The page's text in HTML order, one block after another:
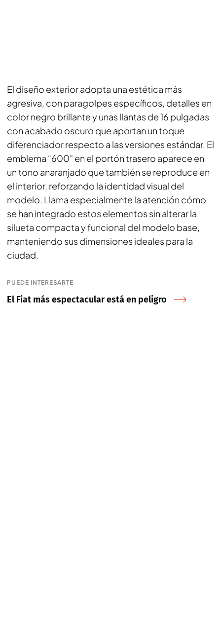
El diseño exterior adopta una estética más
agresiva, con paragolpes específicos, detalles en
color negro brillante y unas llantas de 16 pulgadas
con acabado oscuro que aportan un toque
diferenciador respecto a las versiones estándar. El
emblema “600” en el portón trasero aparece en
un tono anaranjado que también se reproduce en
el interior, reforzando la identidad visual del
modelo. Llama especialmente la atención cómo
se han integrado estos elementos sin alterar la
silueta compacta y funcional del modelo base,
manteniendo sus dimensiones ideales para la
ciudad.
PUEDE INTERESARTE
El Fiat más espectacular está en peligro